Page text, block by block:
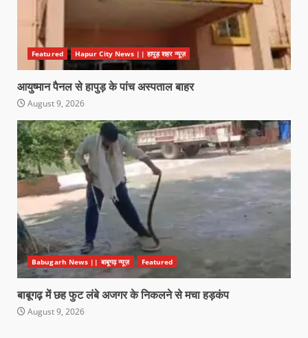
Featured Hapur City News || हापुड़ शहर न्यूज़
आयुष्मान पैनल से हापुड़ के पांच अस्पताल बाहर
August 9, 2026
Babugarh News || बाबूगढ़ न्यूज़ Featured
बाबूगढ़ में छह फुट लंबे अजगर के निकलने से मचा हड़कंप
August 9, 2026